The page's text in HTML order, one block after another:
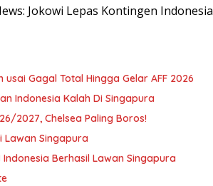
Jokowi Lepas Kontingen Indonesia
Gagal Total Hingga Gelar AFF 2026
Indonesia Kalah Di Singapura
2027, Chelsea Paling Boros!
Lawan Singapura
Berhasil Lawan Singapura